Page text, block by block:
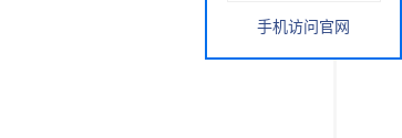
手机访问官网